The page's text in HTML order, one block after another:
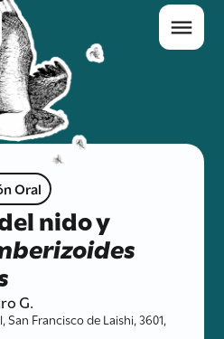
Oral
nido y
G.
San Francisco de Laishi, 3601,